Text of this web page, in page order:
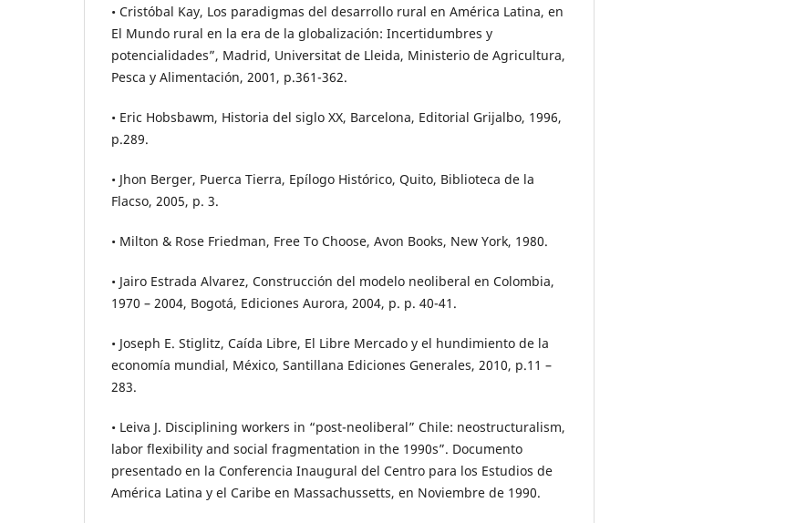
• Cristóbal Kay, Los paradigmas del desarrollo rural en América Latina, en
El Mundo rural en la era de la globalización: Incertidumbres y
potencialidades”, Madrid, Universitat de Lleida, Ministerio de Agricultura,
Pesca y Alimentación, 2001, p.361-362.
• Eric Hobsbawm, Historia del siglo XX, Barcelona, Editorial Grijalbo, 1996,
p.289.
• Jhon Berger, Puerca Tierra, Epílogo Histórico, Quito, Biblioteca de la
Flacso, 2005, p. 3.
• Milton & Rose Friedman, Free To Choose, Avon Books, New York, 1980.
• Jairo Estrada Alvarez, Construcción del modelo neoliberal en Colombia,
1970 – 2004, Bogotá, Ediciones Aurora, 2004, p. p. 40-41.
• Joseph E. Stiglitz, Caída Libre, El Libre Mercado y el hundimiento de la
economía mundial, México, Santillana Ediciones Generales, 2010, p.11 –
283.
• Leiva J. Disciplining workers in “post-neoliberal” Chile: neostructuralism,
labor flexibility and social fragmentation in the 1990s”. Documento
presentado en la Conferencia Inaugural del Centro para los Estudios de
América Latina y el Caribe en Massachussetts, en Noviembre de 1990.